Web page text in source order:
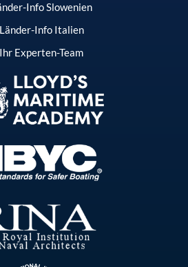
Info Slowenien
Länder-Info Italien
Ihr Experten-Team